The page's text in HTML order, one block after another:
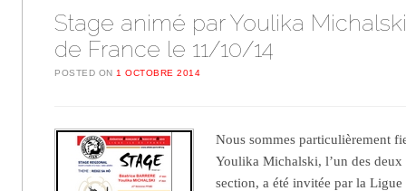
Stage animé par Youlika
de France le 11/10/14
POSTED ON 1 OCTOBRE 2014
Nous sommes particulièrement
Youlika Michalski, l’un des deux
section, a été invitée par la